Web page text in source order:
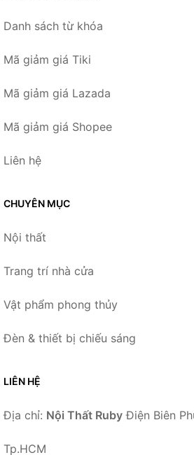
Danh sách từ khóa
Mã giảm giá Tiki
Mã giảm giá Lazada
Mã giảm giá Shopee
Liên hệ
CHUYÊN MỤC
Nội thất
Trang trí nhà cửa
Vật phẩm phong thủy
Đèn & thiết bị chiếu sáng
LIÊN HỆ
Địa chỉ: Nội Thất Ruby Điện Biên
Tp.HCM